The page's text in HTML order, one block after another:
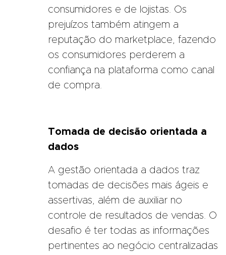
consumidores e de lojistas. Os
prejuízos também atingem a
reputação do marketplace, fazendo
os consumidores perderem a
confiança na plataforma como canal
de compra.
Tomada de decisão orientada a
dados
A gestão orientada a dados traz
tomadas de decisões mais ágeis e
assertivas, além de auxiliar no
controle de resultados de vendas. O
desafio é ter todas as informações
pertinentes ao negócio centralizadas